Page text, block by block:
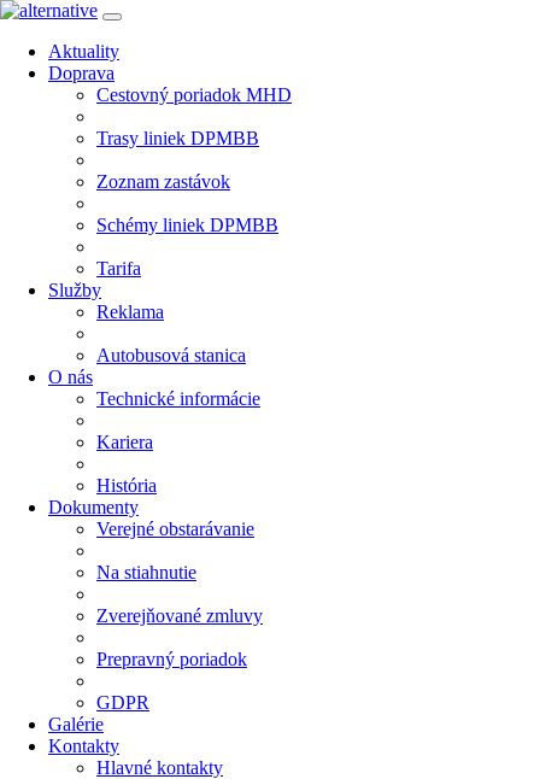
Aktuality
Doprava
Cestovný poriadok MHD
Trasy liniek DPMBB
Zoznam zastávok
Schémy liniek DPMBB
Tarifa
Služby
Reklama
Autobusová stanica
O nás
Technické informácie
Kariera
História
Dokumenty
Verejné obstarávanie
Na stiahnutie
Zverejňované zmluvy
Prepravný poriadok
GDPR
Galérie
Kontakty
Hlavné kontakty